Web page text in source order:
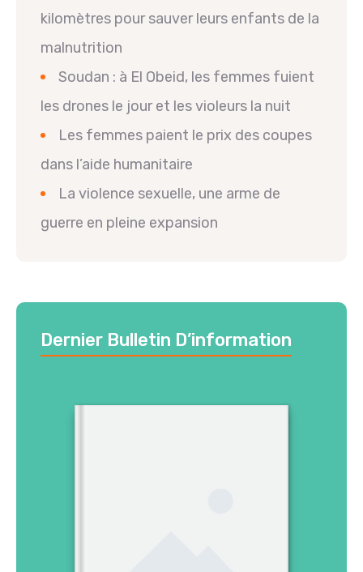
kilomètres pour sauver leurs enfants de la
malnutrition
Soudan : à El Obeid, les femmes fuient
les drones le jour et les violeurs la nuit
Les femmes paient le prix des coupes
dans l’aide humanitaire
La violence sexuelle, une arme de
guerre en pleine expansion
Dernier Bulletin D’information